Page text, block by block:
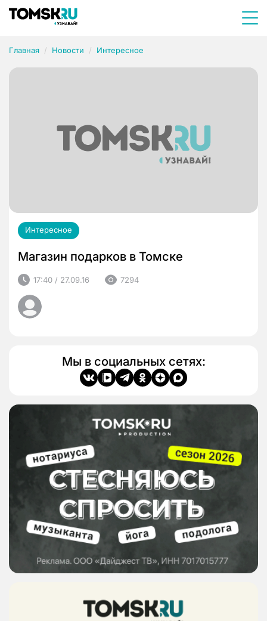
Главная Новости Интересное
Интересное
Магазин подарков в Томске
17:40 / 27.09.16 7294
Мы в социальных сетях: